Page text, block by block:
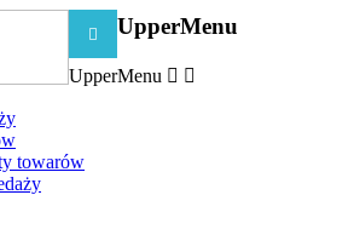
 UpperMenu
UpperMenu  
towarów